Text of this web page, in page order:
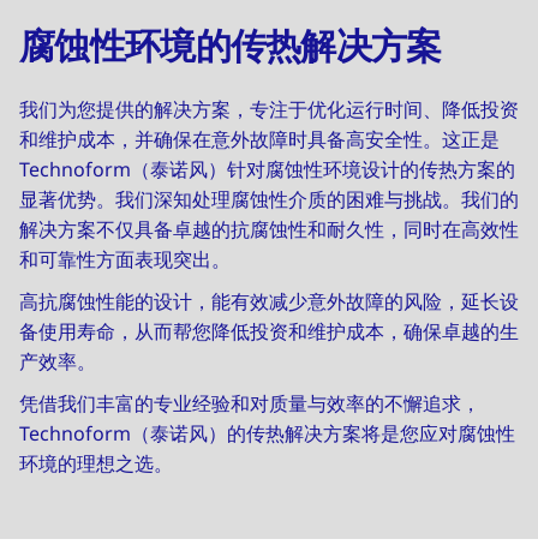
腐蚀性环境的传热解决方案
我们为您提供的解决方案，专注于优化运行时间、降低投资
和维护成本，并确保在意外故障时具备高安全性。这正是
Technoform（泰诺风）针对腐蚀性环境设计的传热方案的
显著优势。我们深知处理腐蚀性介质的困难与挑战。我们的
解决方案不仅具备卓越的抗腐蚀性和耐久性，同时在高效性
和可靠性方面表现突出。
高抗腐蚀性能的设计，能有效减少意外故障的风险，延长设
备使用寿命，从而帮您降低投资和维护成本，确保卓越的生
产效率。
凭借我们丰富的专业经验和对质量与效率的不懈追求，
Technoform（泰诺风）的传热解决方案将是您应对腐蚀性
环境的理想之选。